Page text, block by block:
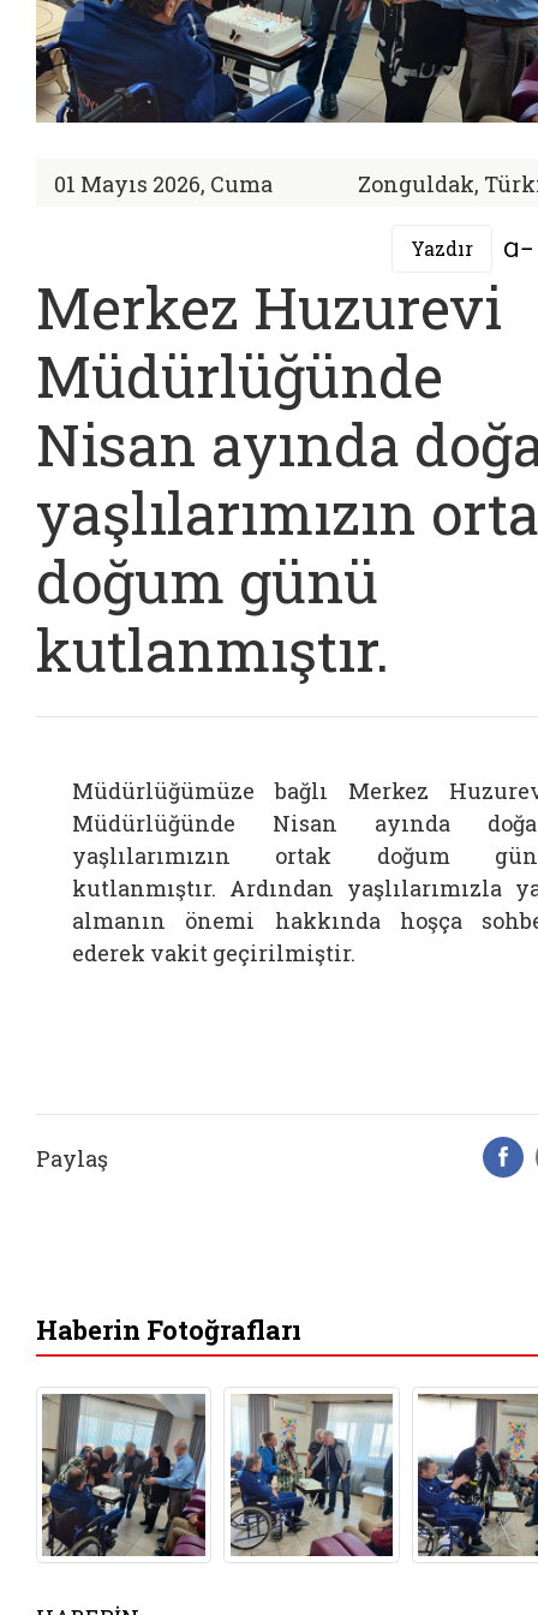
01 Mayıs 2026, Cuma Zonguldak,
Yazdır
Merkez Huzurevi
Müdürlüğünde
Nisan ayında
yaşlılarımızın
doğum günü
kutlanmıştır.
Müdürlüğümüze bağlı Merkez
Müdürlüğünde Nisan ayında
yaşlılarımızın ortak doğum
kutlanmıştır. Ardından yaşlılarımızla
almanın önemi hakkında hoşça
ederek vakit geçirilmiştir.
Paylaş
Haberin Fotoğrafları